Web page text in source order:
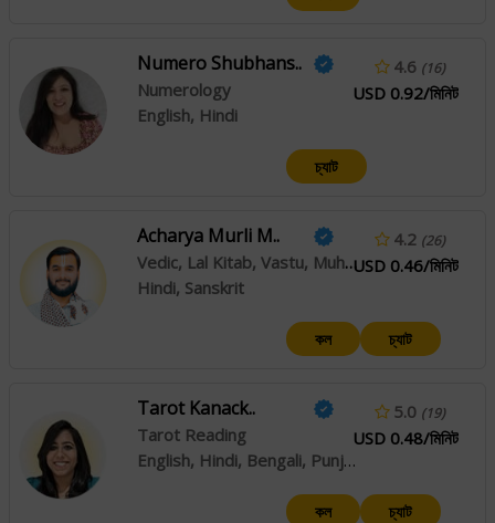
Numero Shubhans..
Numerology
English, Hindi
4.6 (16)
USD 0.92/মিনিট
চ্যাট
Acharya Murli M..
Vedic, Lal Kitab, Vastu, Muhurta
Hindi, Sanskrit
4.2 (26)
USD 0.46/মিনিট
কল চ্যাট
Tarot Kanack..
Tarot Reading
English, Hindi, Bengali, Punjabi, Sindhi
5.0 (19)
USD 0.48/মিনিট
কল চ্যাট